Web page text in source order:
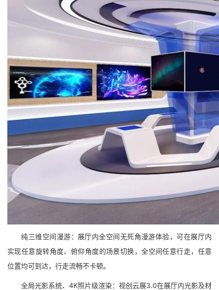
纯三维空间漫游：展厅内全空间无死角漫游体验，可在展厅内
实现任意旋转角度、俯仰角度的场景切换，全空间任意行走，任意
位置均可到达，行走流畅不卡顿。
全局光影系统、4K照片级渲染：视创云展3.0在展厅内光影及材